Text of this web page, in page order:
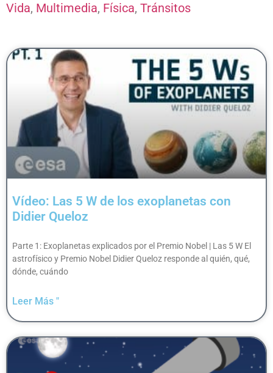
Vida, Multimedia, Física, Tránsitos
Vídeo: Las 5 W de los exoplanetas con
Didier Queloz
Parte 1: Exoplanetas explicados por el Premio Nobel | Las 5 W El
astrofísico y Premio Nobel Didier Queloz responde al quién, qué,
dónde, cuándo
Leer Más "